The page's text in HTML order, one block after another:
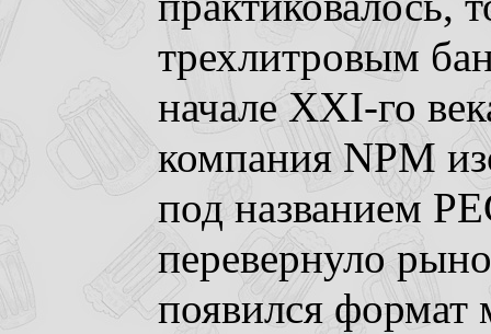
трехлитровым
начале XXI-го
компания NPM
под названием
перевернуло
появился формат